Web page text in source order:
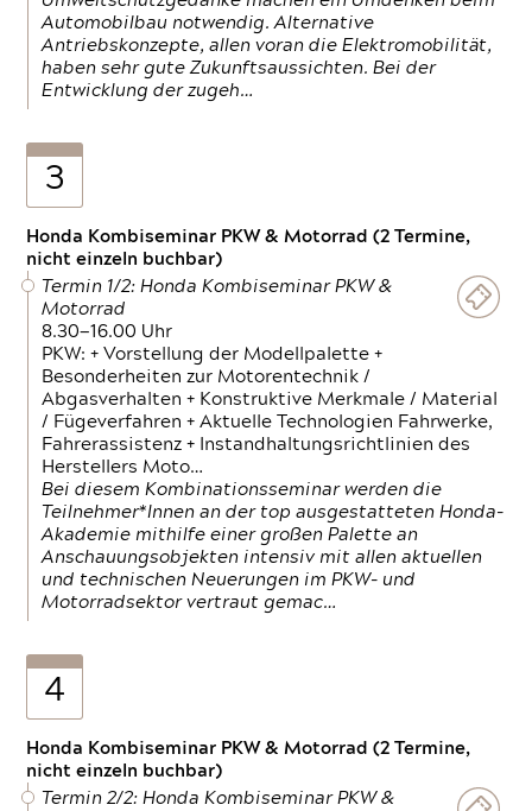
Automobilbau notwendig. Alternative
Antriebskonzepte, allen voran die Elektromobilität,
haben sehr gute Zukunftsaussichten. Bei der
Entwicklung der zugeh…
3
Honda Kombiseminar PKW & Motorrad (2 Termine,
nicht einzeln buchbar)
Termin 1/2: Honda Kombiseminar PKW &
Motorrad
8.30—16.00 Uhr
PKW: + Vorstellung der Modellpalette +
Besonderheiten zur Motorentechnik /
Abgasverhalten + Konstruktive Merkmale / Material
/ Fügeverfahren + Aktuelle Technologien Fahrwerke,
Fahrerassistenz + Instandhaltungsrichtlinien des
Herstellers Moto…
Bei diesem Kombinationsseminar werden die
Teilnehmer*Innen an der top ausgestatteten Honda-
Akademie mithilfe einer großen Palette an
Anschauungsobjekten intensiv mit allen aktuellen
und technischen Neuerungen im PKW- und
Motorradsektor vertraut gemac…
4
Honda Kombiseminar PKW & Motorrad (2 Termine,
nicht einzeln buchbar)
Termin 2/2: Honda Kombiseminar PKW &